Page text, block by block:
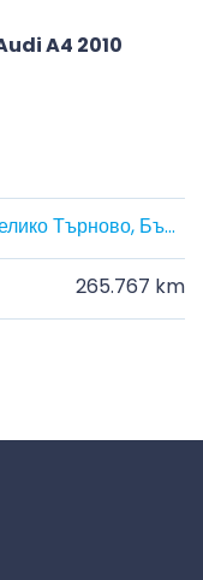
A4 2010
Велико Търново, Велико Търново, България
265.767 km